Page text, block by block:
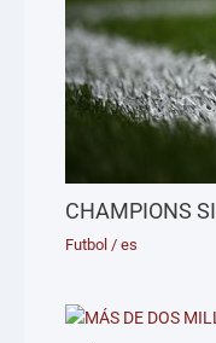
CHAMPIONS
Futbol /es